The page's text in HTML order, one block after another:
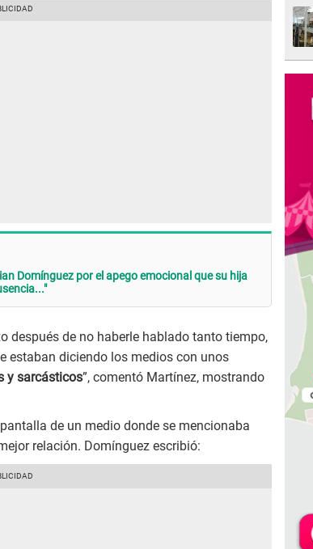
Domínguez por el apego emocional que su hija
después de no haberle hablado tanto tiempo,
estaban diciendo los medios con unos
y sarcásticos”, comentó Martínez, mostrando
de un medio donde se mencionaba
relación. Domínguez escribió: